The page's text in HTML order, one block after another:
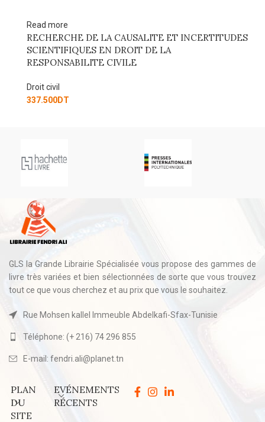
Read more
Droit des obligations
Droit civil
GLS la Grande Librairie Spécialisée vous propose des gammes de
livre très variées et bien sélectionnées de sorte que vous trouvez
tout ce que vous cherchez et au prix que vous le souhaitez.
Rue Mohsen kallel Immeuble Abdelkafi-Sfax-Tunisie
Téléphone: (+ 216) 74 296 855
E-mail: fendri.ali@planet.tn
PLAN
DU
SITE
EVÉNEMENTS
RÉCENTS